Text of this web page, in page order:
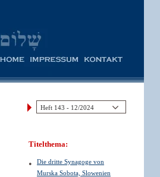
Titelthema:
Die dritte Synagoge von
Murska Sobota, Slowenien